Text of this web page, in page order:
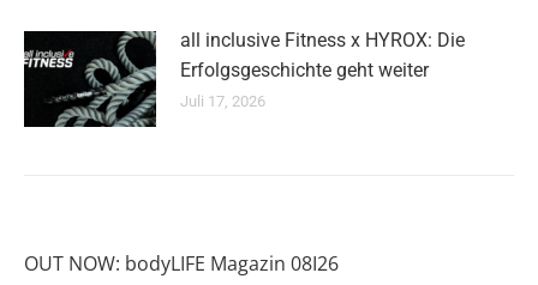
all inclusive Fitness x HYROX: Die
Erfolgsgeschichte geht weiter
Juli 17, 2026
OUT NOW: bodyLIFE Magazin 08I26